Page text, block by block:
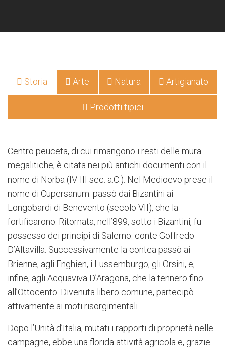
Storia Arte Natura Artigianato
Prodotti tipici
Centro peuceta, di cui rimangono i resti delle mura
megalitiche, è citata nei più antichi documenti con il
nome di Norba (IV-III sec. a.C.). Nel Medioevo prese il
nome di Cupersanum: passò dai Bizantini ai
Longobardi di Benevento (secolo VII), che la
fortificarono. Ritornata, nell’899, sotto i Bizantini, fu
possesso dei principi di Salerno: conte Goffredo
D’Altavilla. Successivamente la contea passò ai
Brienne, agli Enghien, i Lussemburgo, gli Orsini, e,
infine, agli Acquaviva D’Aragona, che la tennero fino
all’Ottocento. Divenuta libero comune, partecipò
attivamente ai moti risorgimentali.
Dopo l’Unità d’Italia, mutati i rapporti di proprietà nelle
campagne, ebbe una florida attività agricola e, grazie